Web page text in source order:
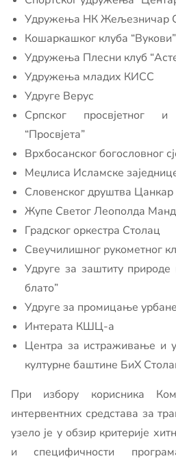
Удружења НК Жељезничар
Кошаркашког клуба
Удружења Плесни клуб
Удружења младих КИСС
Удруге Верус
Српског просвјетног
“Просвјета”
Врхбосанског богословног
Меџлиса Исламске
Словенског друштва Цанкар
Жупе Светог Леополда
Градског оркестра Столац
Свеучилишног рукометног
Удруге за заштиту
блато”
Удруге за промицање
Интерата КШЦ-а
Центра за истраживање и
културне баштине БиХ
При избору корисника
интервентних средстава за
узело је у обзир критерије
и специфичности